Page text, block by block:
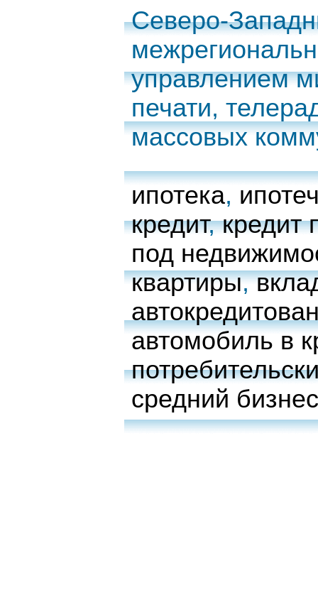
Северо-
управлением
печати,
массовых
ипотека,
кредит,кредит
под
квартиры,
автомобиль в
средний бизнес